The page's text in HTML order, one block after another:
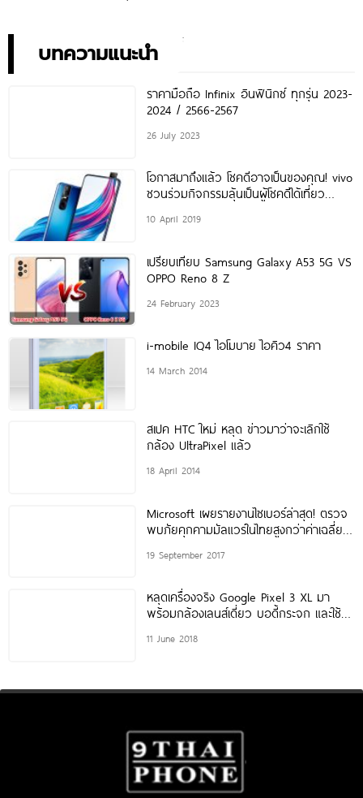
บทความแนะนำ
ราคามือถือ Infinix อินฟินิกซ์ ทุกรุ่น 2023-
2024 / 2566-2567
26 July 2023
โอกาสมาถึงแล้ว โชคดีอาจเป็นของคุณ! vivo
ชวนร่วมกิจกรรมลุ้นเป็นผู้โชคดีได้เที่ยว
BAMBAM GOT7 ในงานแฟนมีตสุดเอ็กคลู
10 April 2019
เปรียบเทียบ Samsung Galaxy A53 5G VS
OPPO Reno 8 Z
24 February 2023
i-mobile IQ4 ไอโมบาย ไอคิว4 ราคา
14 March 2014
สเปค HTC ใหม่ หลุด ข่าวมาว่าจะเลิกใช้
กล้อง UltraPixel แล้ว
18 April 2014
Microsoft เผยรายงานไซเบอร์ล่าสุด! ตรวจ
พบภัยคุกคามมัลแวร์ในไทยสูงกว่าค่าเฉลี่ย
19 September 2017
หลุดเครื่องจริง Google Pixel 3 XL มา
พร้อมกล้องเลนส์เดี่ยว บอดี้กระจก และใช้
11 June 2018